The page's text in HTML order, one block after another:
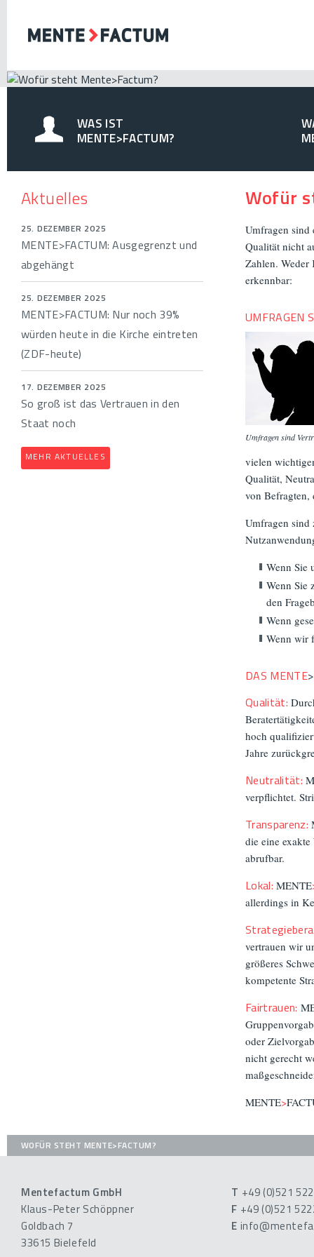
WAS IST
MENTE>FACTUM?
Aktuelles
25. DEZEMBER 2025
MENTE>FACTUM: Ausgegrenzt und
abgehängt
25. DEZEMBER 2025
MENTE>FACTUM: Nur noch 39%
würden heute in die Kirche eintreten
(ZDF-heute)
17. DEZEMBER 2025
So groß ist das Vertrauen in den
Staat noch
MEHR AKTUELLES
Wofür
Umfragen sind
Qualität nicht
Zahlen.
erkennbar:
UMFRAGEN
Umfragen sind
vielen
Qualität,
von Befragten,
Umfragen sind
Wenn Sie
Wenn Sie
den
Wenn
Wenn wir
DAS MENTE>
Qualität:
hoch
Jahre
Neutralität:
verpflichtet.
Transparenz:
die eine
abrufbar.
Lokal: MENTE
allerdings in
vertrauen wir
größeres
kompetente
Fairtrauen:
oder
nicht gerecht
MENTE>
WOFÜR STEHT MENTE>FACTUM?
Mentefactum GmbH
Klaus-Peter Schöppner
Goldbach 7
33615 Bielefeld
T +49 (0)521
F +49 (0)521
E